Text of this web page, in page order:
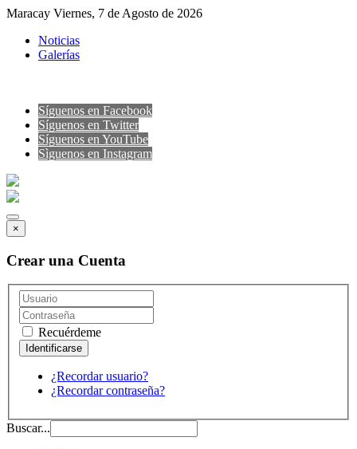
Maracay Viernes, 7 de Agosto de 2026
Noticias
Galerías
Síguenos en Facebook
Síguenos en Twitter
Síguenos en YouTube
Sìguenos en Instagram
×
Crear una Cuenta
Recuérdeme
¿Recordar usuario?
¿Recordar contraseña?
Buscar...